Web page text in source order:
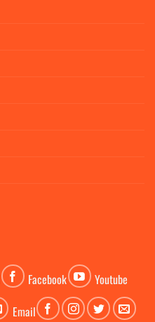
Facebook
Youtube
Email